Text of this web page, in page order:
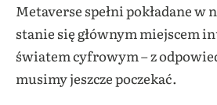
Metaverse spełni pokładane w
stanie się głównym miejscem
światem cyfrowym – z
musimy jeszcze poczekać.